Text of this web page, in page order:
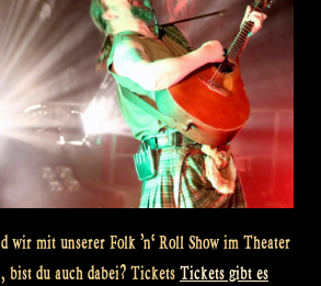
mit unserer Folk ’n‘ Roll Show im Theater
du auch dabei? Tickets Tickets gibt es